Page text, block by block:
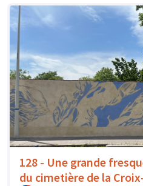
128 - Une grande
du cimetière de la